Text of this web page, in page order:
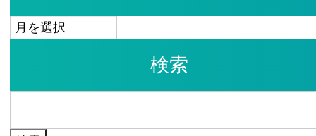
ア
検索